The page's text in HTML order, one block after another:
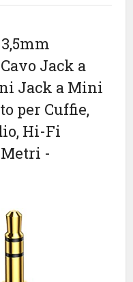
Jack a
Jack a Mini
per Cuffie,
Hi-Fi
Metri -